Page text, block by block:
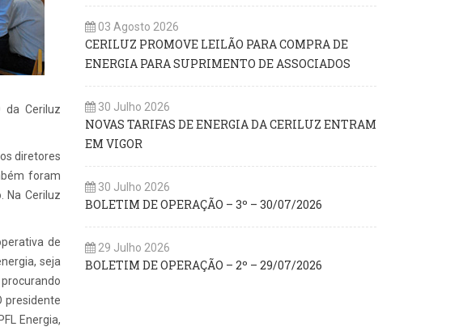
da Ceriluz
diretores
foram
Na Ceriluz
de
seja
presidente
Energia,
03 Agosto 2026
CERILUZ PROMOVE LEILÃO PARA COMPRA DE
ENERGIA PARA SUPRIMENTO DE ASSOCIADOS
30 Julho 2026
NOVAS TARIFAS DE ENERGIA DA CERILUZ ENTRAM
EM VIGOR
30 Julho 2026
BOLETIM DE OPERAÇÃO – 3º – 30/07/2026
29 Julho 2026
BOLETIM DE OPERAÇÃO – 2º – 29/07/2026